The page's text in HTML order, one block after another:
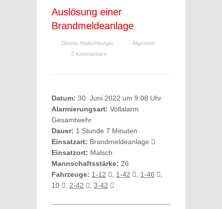
Auslösung einer
Brandmeldeanlage
Dennis Walschburger
Allgemein
0 Kommentare
Datum: 30. Juni 2022 um 9:08 Uhr
Alarmierungsart: Vollalarm
Gesamtwehr
Dauer: 1 Stunde 7 Minuten
Einsatzart: Brandmeldeanlage
Einsatzort: Malsch
Mannschaftsstärke: 26
Fahrzeuge: 1-12 1-42 1-46
10
2-42 3-42